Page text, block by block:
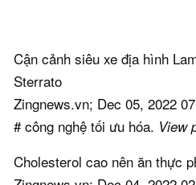
Cận cảnh siêu xe địa hình
Sterrato
Zingnews.vn; Dec 05, 2022
# công nghệ tối ưu hóa. View
Cholesterol cao nên ăn thực